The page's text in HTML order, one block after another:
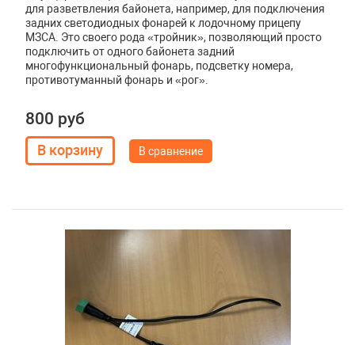
для разветвления байонета, например, для подключения
задних светодиодных фонарей к лодочному прицепу
МЗСА. Это своего рода «тройник», позволяющий просто
подключить от одного байонета задний
многофункциональный фонарь, подсветку номера,
противотуманный фонарь и «рог».
800 руб
В сравнение